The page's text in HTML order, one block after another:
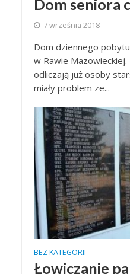
Dom seniora
7 września 2018
Dom dziennego
w Rawie
odliczają już osoby
miały problem ze...
BEZ KATEGORII
Łowiczanie